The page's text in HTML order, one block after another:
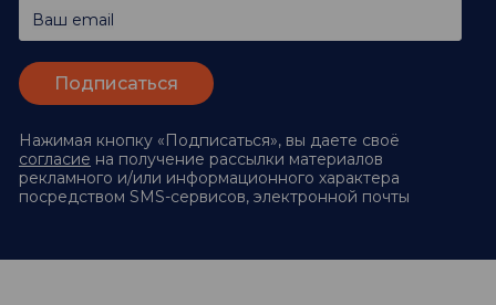
Ваш email
Нажимая кнопку «Подписаться», вы даете своё
согласие на получение рассылки материалов
рекламного и/или информационного характера
посредством SMS-сервисов, электронной почты